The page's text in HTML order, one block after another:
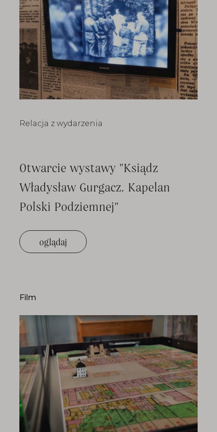
Relacja z wydarzenia
Otwarcie wystawy "Ksiądz
Władysław Gurgacz. Kapelan
Polski Podziemnej"
oglądaj
Film